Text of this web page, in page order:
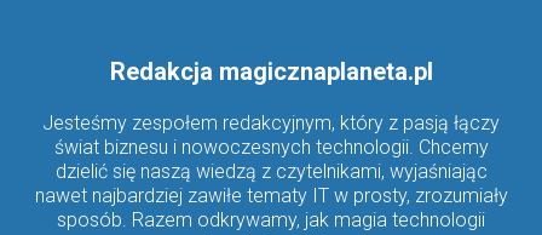
Redakcja magicznaplaneta.pl
Jesteśmy zespołem redakcyjnym, który z pasją łączy
świat biznesu i nowoczesnych technologii. Chcemy
dzielić się naszą wiedzą z czytelnikami, wyjaśniając
nawet najbardziej zawiłe tematy IT w prosty, zrozumiały
sposób. Razem odkrywamy, jak magia technologii